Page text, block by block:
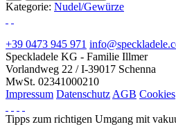
Kategorie: Nudel/Gewürze
+39 0473 945 971
Speckladele KG - Familie Illmer
Vorlandweg 22 / I-39017 Schenna
MwSt. 02341000210
Impressum Datenschutz AGB Cookies
Tipps zum richtigen Umgang mit